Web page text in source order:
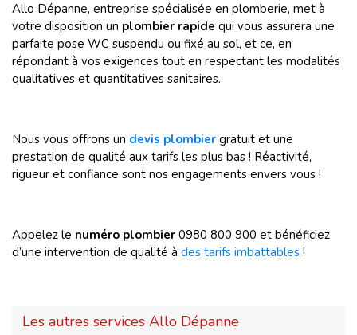
Allo Dépanne, entreprise spécialisée en plomberie, met à
votre disposition un plombier rapide qui vous assurera une
parfaite pose WC suspendu ou fixé au sol, et ce, en
répondant à vos exigences tout en respectant les modalités
qualitatives et quantitatives sanitaires.
Nous vous offrons un devis plombier gratuit et une
prestation de qualité aux tarifs les plus bas ! Réactivité,
rigueur et confiance sont nos engagements envers vous !
Appelez le numéro plombier 0980 800 900 et bénéficiez
d’une intervention de qualité à des tarifs imbattables !
Les autres services Allo Dépanne